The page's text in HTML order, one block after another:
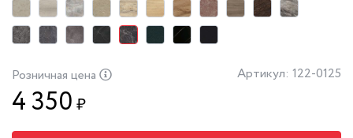
Розничная цена
4 350 ₽
Артикул: 122-0125